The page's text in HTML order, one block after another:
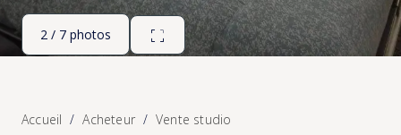
2 / 7 photos
Accueil Acheteur
Vente studio